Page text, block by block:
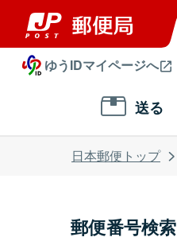
ゆうIDマイページへ
送る
日本郵便トップ
郵便番号検索